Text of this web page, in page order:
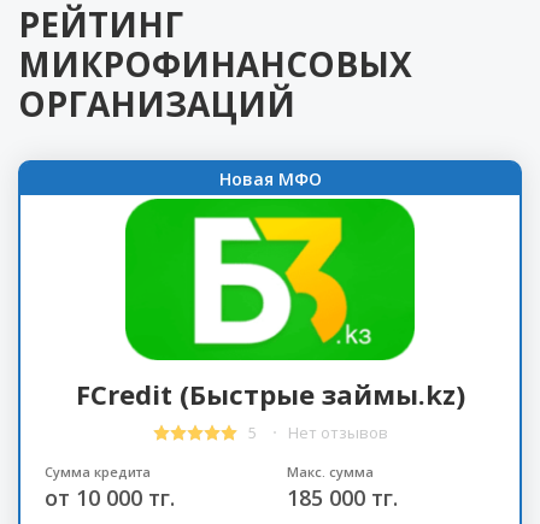
РЕЙТИНГ
МИКРОФИНАНСОВЫХ
ОРГАНИЗАЦИЙ
Новая МФО
FCredit (Быстрые займы.kz)
5 Нет отзывов
Сумма кредита
от 10 000 тг.
Макс. сумма
185 000 тг.